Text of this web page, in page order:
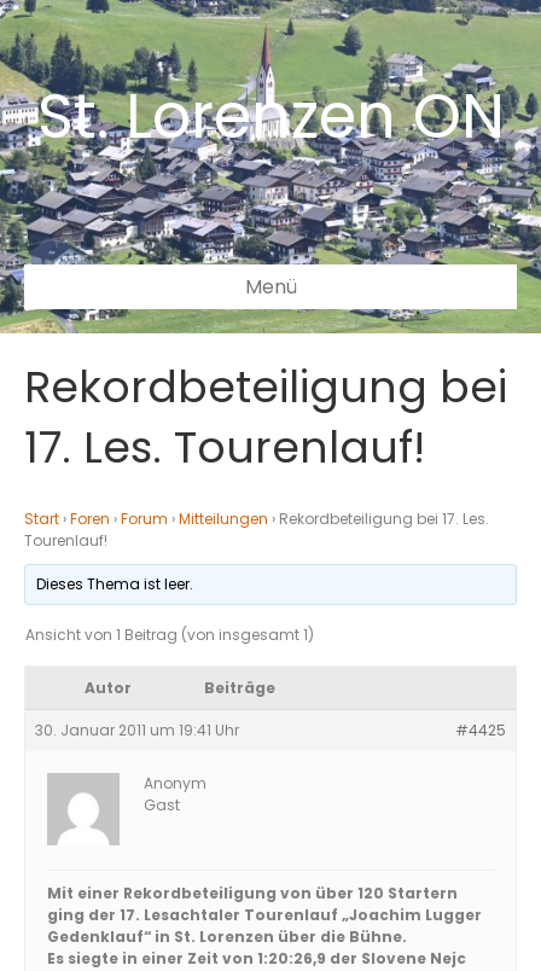
St. Lorenzen ON
Menü
Rekordbeteiligung bei
17. Les. Tourenlauf!
Start ›Foren ›Forum ›Mitteilungen › Rekordbeteiligung bei 17. Les.
Tourenlauf!
Dieses Thema ist leer.
Ansicht von 1 Beitrag (von insgesamt 1)
Autor Beiträge
30. Januar 2011 um 19:41 Uhr #4425
Anonym
Gast
Mit einer Rekordbeteiligung von über 120 Startern
ging der 17. Lesachtaler Tourenlauf „Joachim Lugger
Gedenklauf“ in St. Lorenzen über die Bühne.
Es siegte in einer Zeit von 1:20:26,9 der Slovene Nejc